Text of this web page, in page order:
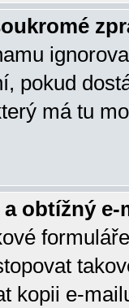
pokud
má tu
obtížný
kopii e-